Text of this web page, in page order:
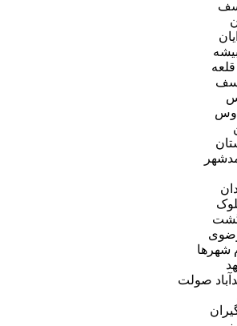
شهر‌ها
صولت